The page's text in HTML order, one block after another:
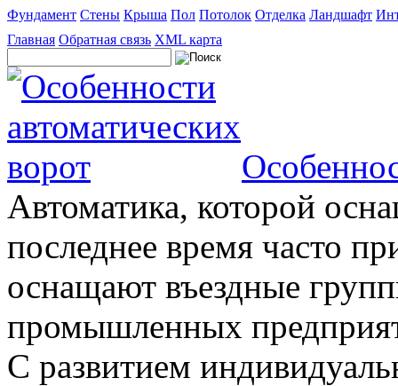
Фундамент Стены Крыша Пол Потолок Отделка Ландшафт
Главная Обратная связь XML карта
Автоматика, которой
последнее время часто
оснащают въездные
промышленных
С развитием